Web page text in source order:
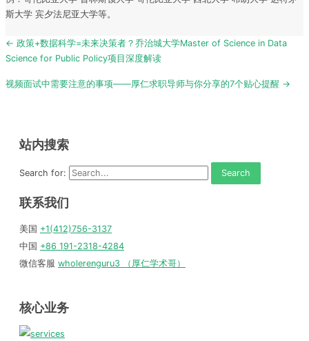
斯大学 宾夕法尼亚大学等。
Post
navigation
← 政策+数据科学=未来决策者？乔治城大学Master of Science in Data
Science for Public Policy项目深度解读
视频面试中需要注意的事项——厚仁求职导师与你分享的7个贴心提醒 →
站内搜索
Search for:
联系我们
美国 +1(412)756-3137
中国 +86 191-2318-4284
微信客服 wholerenguru3 （厚仁学术哥）
核心业务